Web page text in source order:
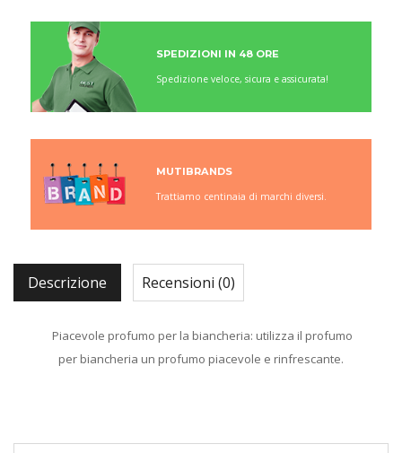
SPEDIZIONI IN 48 ORE
Spedizione veloce, sicura e assicurata!
MUTIBRANDS
Trattiamo centinaia di marchi diversi.
Descrizione Recensioni (0)
Piacevole profumo per la biancheria: utilizza il profumo
per biancheria un profumo piacevole e rinfrescante.